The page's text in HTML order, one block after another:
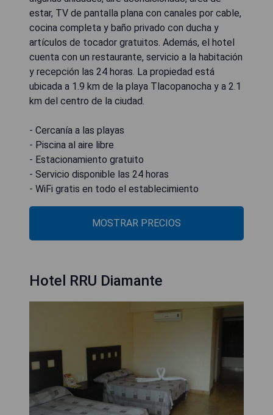
estar, TV de pantalla plana con canales por cable,
cocina completa y baño privado con ducha y
artículos de tocador gratuitos. Además, el hotel
cuenta con un restaurante, servicio a la habitación
y recepción las 24 horas. La propiedad está
ubicada a 1.9 km de la playa Tlacopanocha y a 2.1
km del centro de la ciudad.
- Cercanía a las playas
- Piscina al aire libre
- Estacionamiento gratuito
- Servicio disponible las 24 horas
- WiFi gratis en todo el establecimiento
MOSTRAR PRECIOS
Hotel RRU Diamante